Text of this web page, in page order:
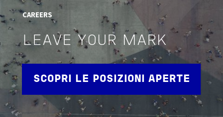
CAREERS
LEAVE YOUR MARK
SCOPRI LE POSIZIONI APERTE